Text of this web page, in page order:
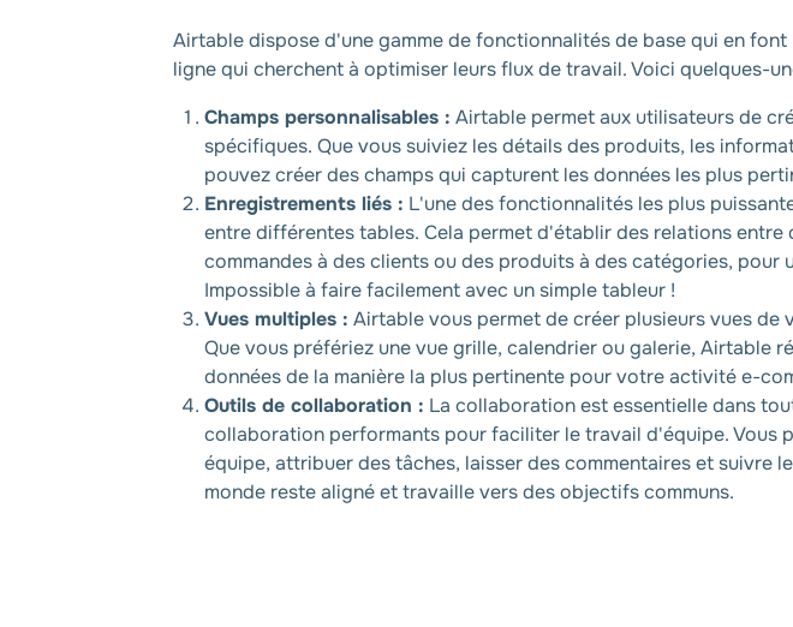
Airtable dispose d'une gamme de fonctionnalités de base qui en
ligne qui cherchent à optimiser leurs flux de travail. Voici quelques-
Champs personnalisables : Airtable permet aux utilisateurs de
spécifiques. Que vous suiviez les détails des produits, les
pouvez créer des champs qui capturent les données les plus
Enregistrements liés : L'une des fonctionnalités les plus
entre différentes tables. Cela permet d'établir des relations entre
commandes à des clients ou des produits à des catégories,
Impossible à faire facilement avec un simple tableur !
Vues multiples : Airtable vous permet de créer plusieurs vues
Que vous préfériez une vue grille, calendrier ou galerie, Airtable
données de la manière la plus pertinente pour votre activité e-
Outils de collaboration : La collaboration est essentielle dans
collaboration performants pour faciliter le travail d'équipe. Vous
équipe, attribuer des tâches, laisser des commentaires et suivre
monde reste aligné et travaille vers des objectifs communs.